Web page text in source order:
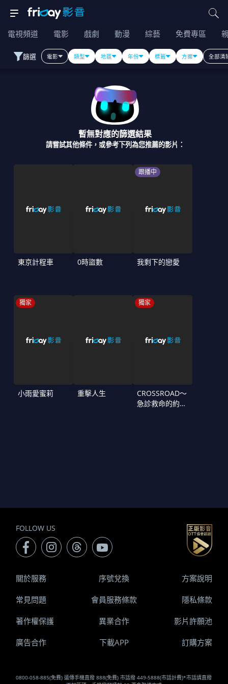
電視頻道 電影 戲劇 動漫 綜藝 免費專區
篩選 電影 類型 地區 年份 標籤 方案 全部清
暫無對應的篩選結果
請嘗試其他條件，或參考下列為您推薦的影片：
東京計程車 0時盜數
跟播中
我剩下的戀愛
獨家
小雨愛蜜莉 重擊人生
獨家
CROSSROAD～
急診救命的約定
FOLLOW US
0800-058-885(免費) 遠傳手機直撥 888(免費) 市話撥 449-5888(市話計費)*市話請直撥
關於服務 序號兌換 方案說明
常見問題 會員服務條款 隱私條款
著作權保護 異業合作 影片許願池
廣告合作 下載APP 訂購方案